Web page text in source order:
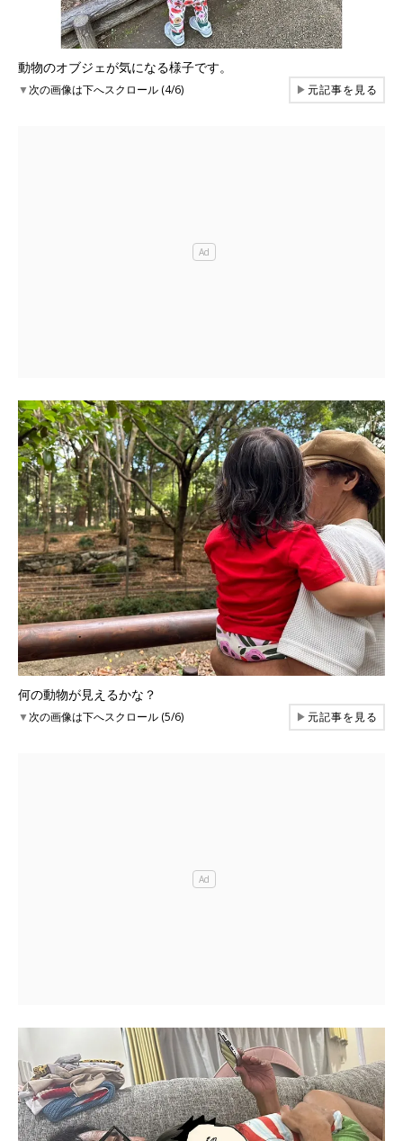
動物のオブジェが気になる様子です。
▼次の画像は下へスクロール (4/6) ▶元記事を見る
何の動物が見えるかな？
▼次の画像は下へスクロール (5/6) ▶元記事を見る